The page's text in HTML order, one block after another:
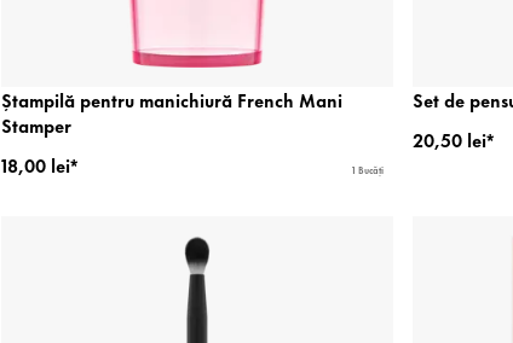
Ștampilă pentru manichiură French Mani
Stamper
18,00 lei*
1 Bucăți
Set de
20,50 lei*